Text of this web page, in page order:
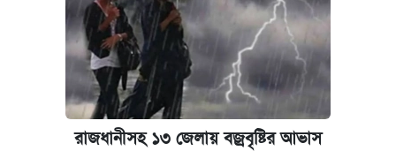
রাজধানীসহ ১৩ জেলায় বজ্রবৃষ্টির আভাস